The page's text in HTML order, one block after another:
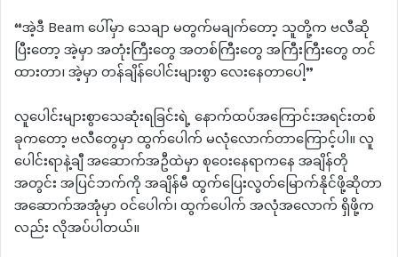
“အဲ့ဒီ Beam ပေါ်မှာ သေချာ မတွက်မချက်တော့ သူတို့က ဗလီဆို
ပြီးတော့ အဲ့မှာ အတုံးကြီးတွေ အတစ်ကြီးတွေ အကြီးကြီးတွေ တင်
ထားတာ၊ အဲ့မှာ တန်ချိန်ပေါင်းများစွာ လေးနေတာပေါ့”
လူပေါင်းများစွာသေဆုံးရခြင်းရဲ့ နောက်ထပ်အကြောင်းအရင်းတစ်
ခုကတော့ ဗလီတွေမှာ ထွက်ပေါက် မလုံလောက်တာကြောင့်ပါ။ လူ
ပေါင်းရာနဲ့ချီ အဆောက်အဦထဲမှာ စုဝေးနေရာကနေ အချိန်တို
အတွင်း အပြင်ဘက်ကို အချိန်မီ ထွက်ပြေးလွတ်မြောက်နိုင်ဖို့ဆိုတာ
အဆောက်အအုံမှာ ဝင်ပေါက်၊ ထွက်ပေါက် အလုံအလောက် ရှိဖို့က
လည်း လိုအပ်ပါတယ်။